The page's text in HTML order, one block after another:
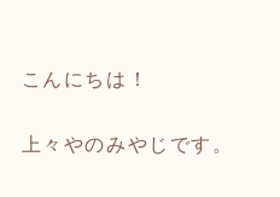
こんにちは！
上々やのみやじです。